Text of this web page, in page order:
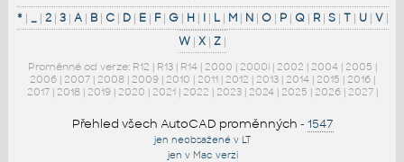
*| _| 2| 3| A| B| C| D| E| F| G| H | I| L| M| N| O| P| Q| R| S| T| U| V|
W | X | Z |
Proměnné od verze: R12 | R13 | R14 | 2000 | 2000i | 2002 | 2004 | 2005 |
2006 | 2007 | 2008 | 2009 | 2010 | 2011 | 2012 | 2013 | 2014 | 2015 | 2016 |
2017 | 2018 | 2019 | 2020 | 2021 | 2022 | 2023 | 2024 | 2025 | 2026 | 2027 |
Přehled všech AutoCAD proměnných - 1547
jen neobsažené v LT
jen v Mac verzi